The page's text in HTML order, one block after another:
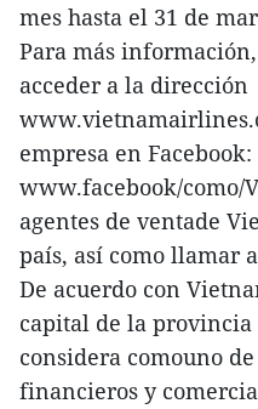
mes hasta el 31 de
Para más
acceder a la dirección
empresa en Facebook:
www.facebook/como/
agentes de ventade
país, así como llamar
De acuerdo con
capital de la provincia
considera comouno
financieros y